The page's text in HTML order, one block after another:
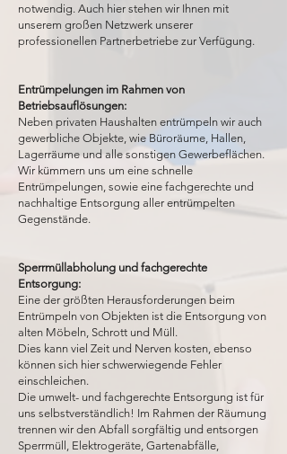
notwendig. Auch hier stehen wir Ihnen mit
unserem großen Netzwerk unserer
professionellen Partnerbetriebe zur Verfügung.
Entrümpelungen im Rahmen von
Betriebsauflösungen:
Neben privaten Haushalten entrümpeln wir auch
gewerbliche Objekte, wie Büroräume, Hallen,
Lagerräume und alle sonstigen Gewerbeflächen.
Wir kümmern uns um eine schnelle
Entrümpelungen, sowie eine fachgerechte und
nachhaltige Entsorgung aller entrümpelten
Gegenstände.
Sperrmüllabholung und fachgerechte
Entsorgung:
Eine der größten Herausforderungen beim
Entrümpeln von Objekten ist die Entsorgung von
alten Möbeln, Schrott und Müll.
Dies kann viel Zeit und Nerven kosten, ebenso
können sich hier schwerwiegende Fehler
einschleichen.
Die umwelt- und fachgerechte Entsorgung ist für
uns selbstverständlich! Im Rahmen der Räumung
trennen wir den Abfall sorgfältig und entsorgen
Sperrmüll, Elektrogeräte, Gartenabfälle,